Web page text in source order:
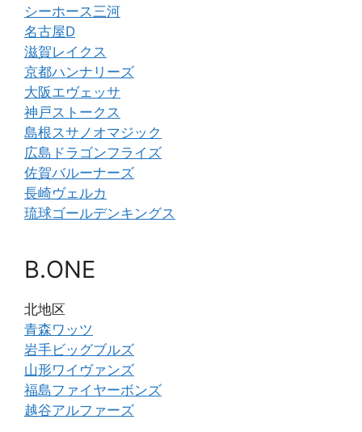
シーホース三河
名古屋D
滋賀レイクス
京都ハンナリーズ
大阪エヴェッサ
神戸ストークス
島根スサノオマジック
広島ドラゴンフライズ
佐賀バルーナーズ
長崎ヴェルカ
琉球ゴールデンキングス
B.ONE
北地区
青森ワッツ
岩手ビッグブルズ
山形ワイヴァンズ
福島ファイヤーボンズ
越谷アルファーズ